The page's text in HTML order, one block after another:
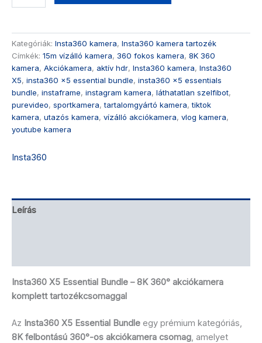
Kategóriák: Insta360 kamera, Insta360 kamera tartozék
Címkék: 15m vízálló kamera, 360 fokos kamera, 8K 360
kamera, Akciókamera, aktív hdr, Insta360 kamera, Insta360
X5, insta360 x5 essential bundle, insta360 x5 essentials
bundle, instaframe, instagram kamera, láthatatlan szelfibot,
purevideo, sportkamera,tartalomgyártó kamera,tiktok
kamera, utazós kamera, vízálló akciókamera, vlog kamera,
youtube kamera
Insta360
Leírás
Insta360 X5 Essential Bundle – 8K 360° akciókamera
komplett tartozékcsomaggal
Az Insta360 X5 Essential Bundle egy prémium kategóriás,
8K felbontású 360°-os akciókamera csomag , amelyet